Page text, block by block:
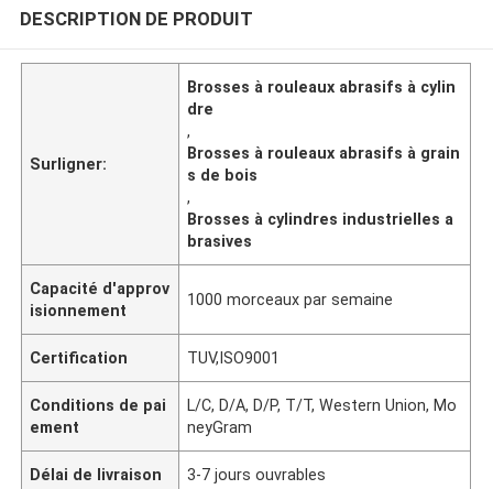
DESCRIPTION DE PRODUIT
Surligner:
Brosses à rouleaux abrasifs à cylin
dre
,
Brosses à rouleaux abrasifs à grain
s de bois
,
Brosses à cylindres industrielles a
brasives
Capacité d'approv
isionnement
1000 morceaux par semaine
Certification TUV,ISO9001
Conditions de pai
ement
L/C, D/A, D/P, T/T, Western Union, Mo
neyGram
Délai de livraison 3-7 jours ouvrables